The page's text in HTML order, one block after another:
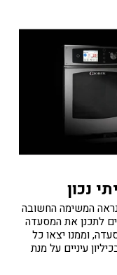
נכון
המשימה החשובה
לתכנן את המסעדה
וממנו יצאו כל
עיניים על מנת